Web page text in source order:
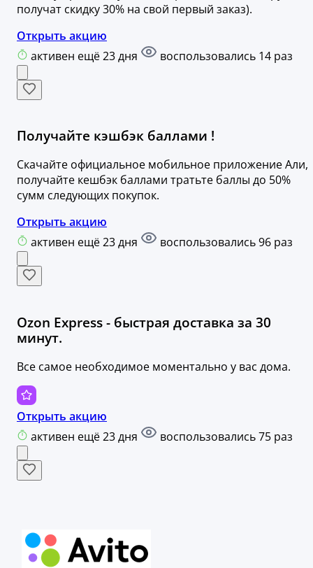
получат скидку 30% на свой первый заказ).
Открыть акцию
активен ещё 23 дня
воспользовались 14 раз
Получайте кэшбэк баллами !
Скачайте официальное мобильное приложение Али,
получайте кешбэк баллами тратьте баллы до 50%
сумм следующих покупок.
Открыть акцию
активен ещё 23 дня
воспользовались 96 раз
Ozon Express - быстрая доставка за 30
минут.
Все самое необходимое моментально у вас дома.
Открыть акцию
активен ещё 23 дня
воспользовались 75 раз